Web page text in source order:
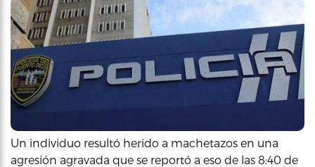
Un individuo resultó herido a machetazos en una
agresión agravada que se reportó a eso de las 8:40 de